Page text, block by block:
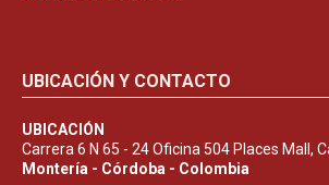
UBICACIÓN Y CONTACTO
UBICACIÓN
Carrera 6 N 65 - 24 Oficina 504 Places Mall,
Montería - Córdoba - Colombia